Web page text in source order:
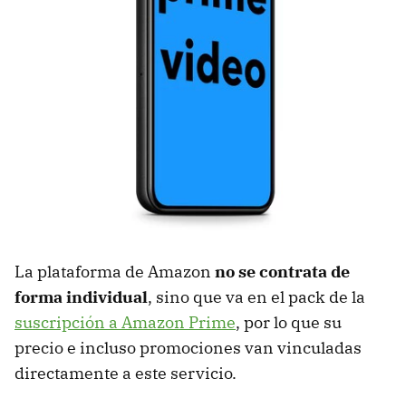
La plataforma de Amazon no se contrata de
forma individual, sino que va en el pack de la
suscripción a Amazon Prime, por lo que su
precio e incluso promociones van vinculadas
directamente a este servicio.